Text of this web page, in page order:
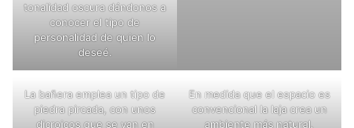
tonalidad oscura dándonos a
conocer el tipo de
personalidad de quien lo
deseé.
La bañera emplea un tipo de
piedra pircada, con unos
dicroicos que se van en
En medida que el espacio es
convencional la laja crea un
ambiente más natural.